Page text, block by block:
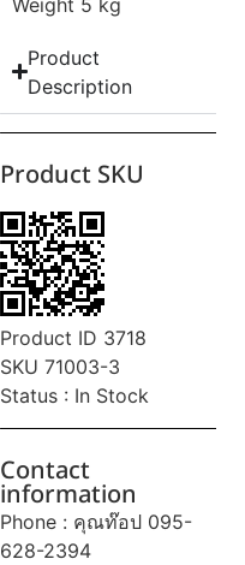
Product
Description
Product SKU
Product ID 3718
SKU 71003-3
Status : In Stock
Contact
information
Phone : คุณท๊อป 095-
628-2394